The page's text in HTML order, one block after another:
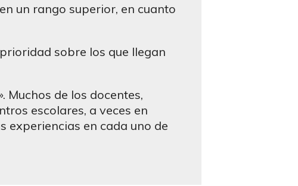
un rango superior, en cuanto
sobre los que llegan
Muchos de los docentes,
escolares, a veces en
experiencias en cada uno de